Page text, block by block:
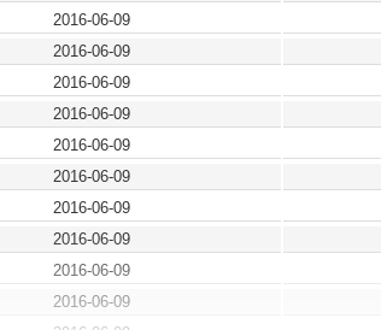
2016-06-09
2016-06-09
2016-06-09
2016-06-09
2016-06-09
2016-06-09
2016-06-09
2016-06-09
2016-06-09
2016-06-09